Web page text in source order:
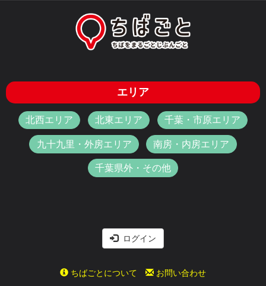
エリア
北西エリア 北東エリア 千葉・市原エリア
九十九里・外房エリア 南房・内房エリア
千葉県外・その他
ログイン
ちばごとについて お問い合わせ